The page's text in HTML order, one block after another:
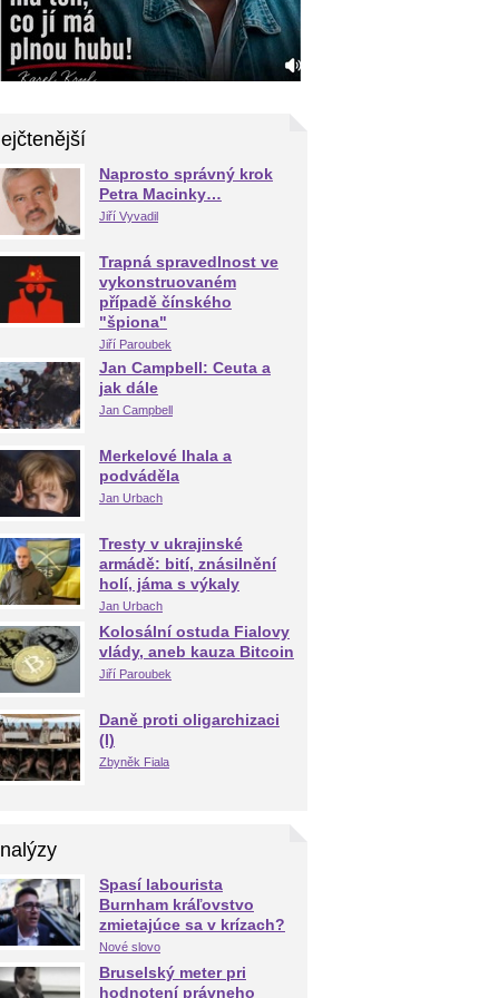
Naprosto správný krok
Petra Macinky…
Jiří Vyvadil
Trapná spravedlnost ve
vykonstruovaném
případě čínského
"špiona"
Jiří Paroubek
Jan Campbell: Ceuta a
jak dále
Jan Campbell
Merkelové lhala a
podváděla
Jan Urbach
Tresty v ukrajinské
armádě: bití, znásilnění
holí, jáma s výkaly
Jan Urbach
Kolosální ostuda Fialovy
vlády, aneb kauza Bitcoin
Jiří Paroubek
Daně proti oligarchizaci
(I)
Zbyněk Fiala
Spasí labourista
Burnham kráľovstvo
zmietajúce sa v krízach?
Nové slovo
Bruselský meter pri
hodnotení právneho